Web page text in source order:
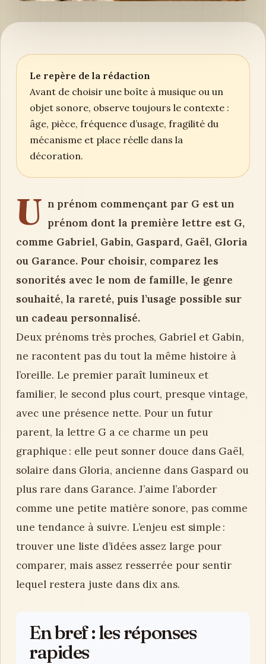
Le repère de la rédaction
Avant de choisir une boîte à musique ou un
objet sonore, observe toujours le contexte :
âge, pièce, fréquence d’usage, fragilité du
mécanisme et place réelle dans la
décoration.
U n prénom commençant par G est un
prénom dont la première lettre est G,
comme Gabriel, Gabin, Gaspard, Gaël, Gloria
ou Garance. Pour choisir, comparez les
sonorités avec le nom de famille, le genre
souhaité, la rareté, puis l’usage possible sur
un cadeau personnalisé.
Deux prénoms très proches, Gabriel et Gabin,
ne racontent pas du tout la même histoire à
l’oreille. Le premier paraît lumineux et
familier, le second plus court, presque vintage,
avec une présence nette. Pour un futur
parent, la lettre G a ce charme un peu
graphique : elle peut sonner douce dans Gaël,
solaire dans Gloria, ancienne dans Gaspard ou
plus rare dans Garance. J’aime l’aborder
comme une petite matière sonore, pas comme
une tendance à suivre. L’enjeu est simple :
trouver une liste d’idées assez large pour
comparer, mais assez resserrée pour sentir
lequel restera juste dans dix ans.
En bref : les réponses
rapides